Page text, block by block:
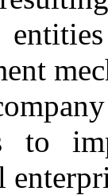
to